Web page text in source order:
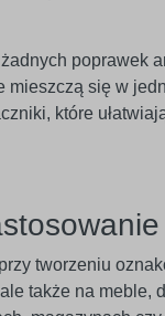
poprawek
się w
które
tworzeniu
także na meble,